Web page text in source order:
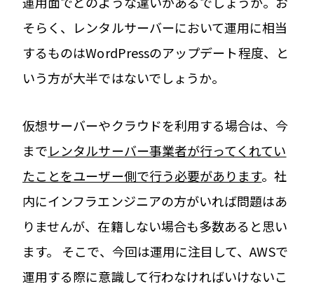
そらく、レンタルサーバーにおいて運用に相当
するものはWordPressのアップデート程度、と
いう方が大半ではないでしょうか。
仮想サーバーやクラウドを利用する場合は、今
までレンタルサーバー事業者が行ってくれてい
たことをユーザー側で行う必要があります。社
内にインフラエンジニアの方がいれば問題はあ
りませんが、在籍しない場合も多数あると思い
ます。 そこで、今回は運用に注目して、AWSで
運用する際に意識して行わなければいけないこ